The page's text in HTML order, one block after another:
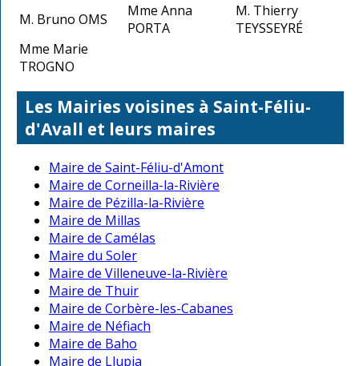
M. Bruno OMS
Mme Anna
PORTA
M. Thierry
TEYSSEYRÉ
Mme Marie
TROGNO
Les Mairies voisines à Saint-Féliu-
d'Avall et leurs maires
Maire de Saint-Féliu-d'Amont
Maire de Corneilla-la-Rivière
Maire de Pézilla-la-Rivière
Maire de Millas
Maire de Camélas
Maire du Soler
Maire de Villeneuve-la-Rivière
Maire de Thuir
Maire de Corbère-les-Cabanes
Maire de Néfiach
Maire de Baho
Maire de Llupia